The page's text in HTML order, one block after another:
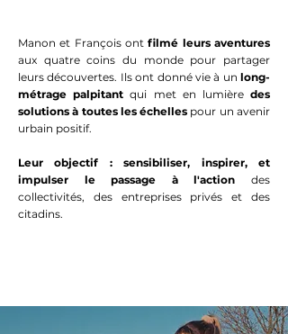
Manon et François ont filmé leurs aventures
aux quatre coins du monde pour partager
leurs découvertes. Ils ont donné vie à un long-
métrage palpitant qui met en lumièredes
solutions à toutes les échelles pour un avenir
urbain positif.
Leur objectif : sensibiliser, inspirer, et
impulser le passage à l'action des
collectivités, des entreprises privés et des
citadins.